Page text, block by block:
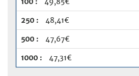
48,41€
47,67€
47,31€